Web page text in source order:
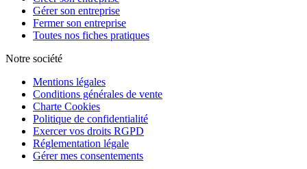
Gérer son entreprise
Fermer son entreprise
Toutes nos fiches pratiques
Notre société
Mentions légales
Conditions générales de vente
Charte Cookies
Politique de confidentialité
Exercer vos droits RGPD
Réglementation légale
Gérer mes consentements